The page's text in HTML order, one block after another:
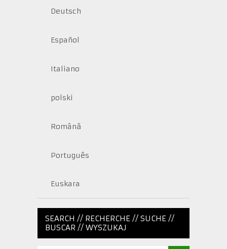
Deutsch
Español
Italiano
polski
Română
Português
Euskara
SEARCH // RECHERCHE // SUCHE //
BUSCAR // WYSZUKAJ